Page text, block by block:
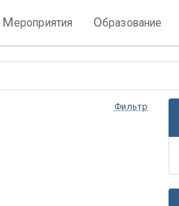
Мероприятия Образование
Фильтр